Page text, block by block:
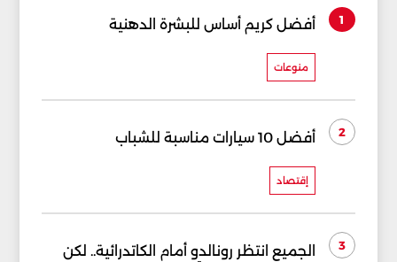
1 أفضل كريم أساس للبشرة الدهنية
منوعات
2 أفضل 10 سيارات مناسبة للشباب
إقتصاد
3
الجميع انتظر رونالدو أمام الكاتدرائية.. لكن